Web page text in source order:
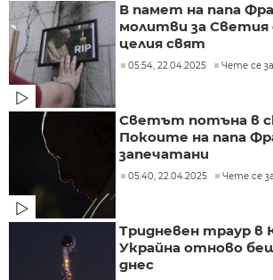
В памет на папа
молитви за
целия свят
05:54, 22.04.2025 Чете се
Светът потъна в
Покоите на папа
запечатани
05:40, 22.04.2025 Чете се
Тридневен траур в
Украйна отново
днес